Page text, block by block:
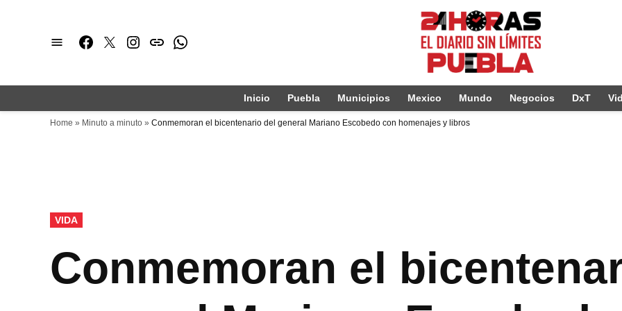
Facebook
TwitterInstagram
issuuWhatsapp
Inicio Puebla Municipios Mexico Mundo Negocios DxT
Home » Minuto a minuto » Conmemoran el bicentenario del general Mariano Escobedo con homenajes y libros
PUBLICADO
EN
VIDA
Conmemoran el